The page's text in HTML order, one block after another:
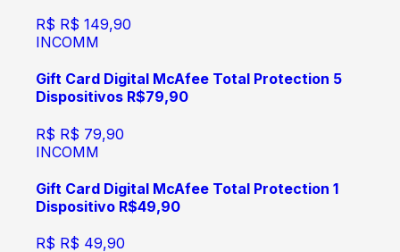
R$ R$ 149,90
INCOMM
Gift Card Digital McAfee Total Protection 5
Dispositivos R$79,90
R$ R$ 79,90
INCOMM
Gift Card Digital McAfee Total Protection 1
Dispositivo R$49,90
R$ R$ 49,90